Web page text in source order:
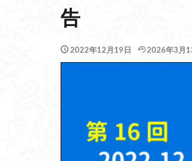
告
2022年12月19日 2026年3月